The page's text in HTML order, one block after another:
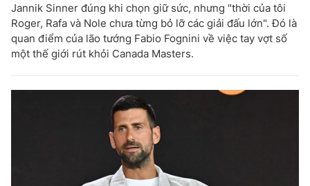
Jannik Sinner đúng khi chọn giữ sức, nhưng "thời của tôi
Roger, Rafa và Nole chưa từng bỏ lỡ các giải đấu lớn". Đó là
quan điểm của lão tướng Fabio Fognini về việc tay vợt số
một thế giới rút khỏi Canada Masters.